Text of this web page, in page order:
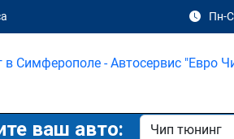
Пн-
ваш авто: